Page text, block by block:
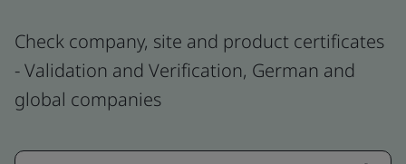
Check company, site and product certificates
- Validation and Verification, German and
global companies